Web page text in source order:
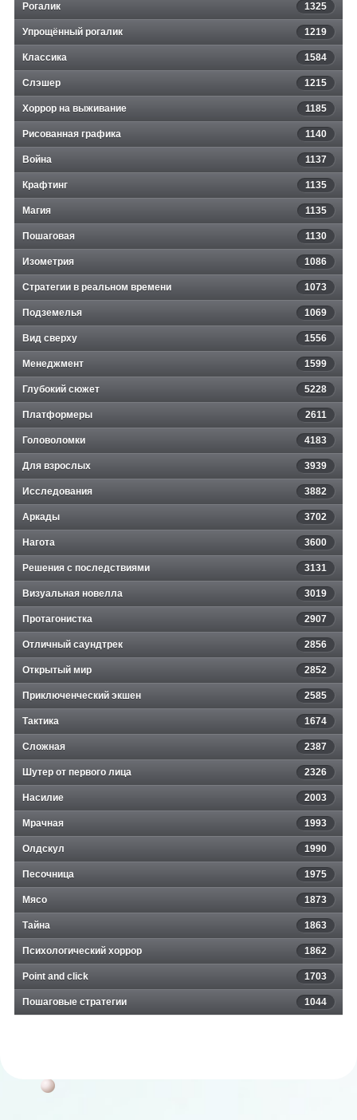
Рогалик 1325
Упрощённый рогалик 1219
Классика 1584
Слэшер 1215
Хоррор на выживание 1185
Рисованная графика 1140
Война 1137
Крафтинг 1135
Магия 1135
Пошаговая 1130
Изометрия 1086
Стратегии в реальном времени 1073
Подземелья 1069
Вид сверху 1556
Менеджмент 1599
Глубокий сюжет 5228
Платформеры 2611
Головоломки 4183
Для взрослых 3939
Исследования 3882
Аркады 3702
Нагота 3600
Решения с последствиями 3131
Визуальная новелла 3019
Протагонистка 2907
Отличный саундтрек 2856
Открытый мир 2852
Приключенческий экшен 2585
Тактика 1674
Сложная 2387
Шутер от первого лица 2326
Насилие 2003
Мрачная 1993
Олдскул 1990
Песочница 1975
Мясо 1873
Тайна 1863
Психологический хоррор 1862
Point and click 1703
Пошаговые стратегии 1044